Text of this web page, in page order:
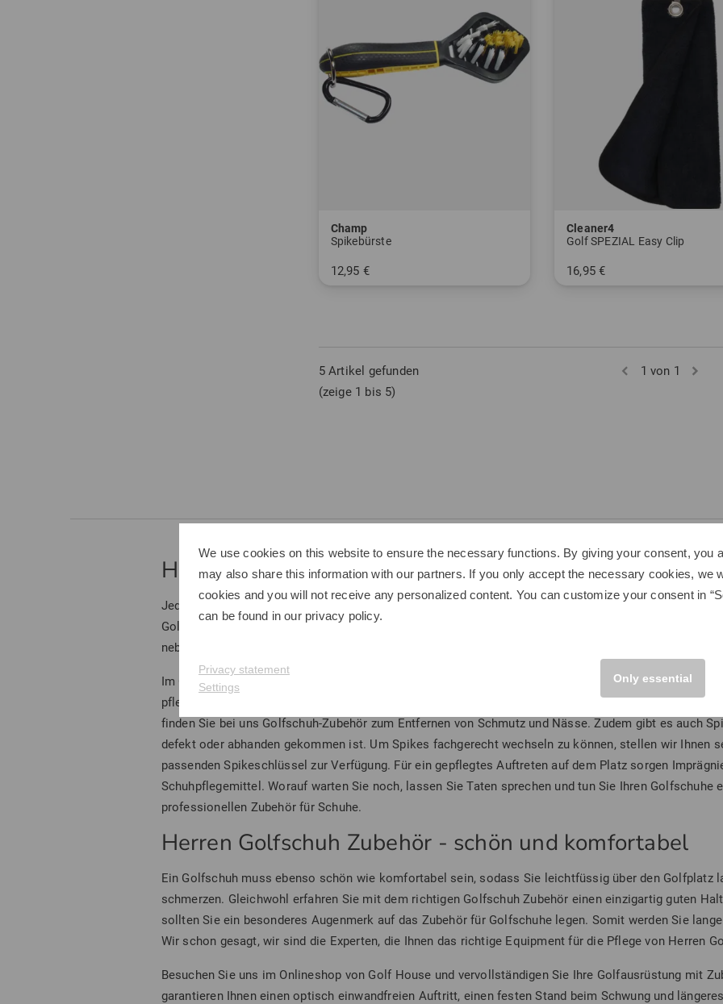
Champ
Spikebürste
12,95 €
Cleaner4
Golf SPEZIAL Easy Clip
16,95 €
5 Artikel gefunden
(zeige 1 bis 5)
1 von 1
Herren Golfschuh Zubehör - Schuhpflege ist das A
Jeder Golfspieler hat unterschiedliche Bedürfnisse und Wünsche, um seiner Leidenschaft für das
Golf House sind Experten in Sachen Golf und sind dazu da, Ihnen zu helfen, die Dinge zu finden, die
neben Golfschuhen auch das entsprechende Zubehör.
Im Onlineshop von Golf House stellen wir Ihnen eine große Vielfalt an Zubehör für Golfschuhe vor,
pflegen können. Schließlich gehört die regelmäßige Pflege von Golfschuhen genauso zum Spiel
finden Sie bei uns Golfschuh-Zubehör zum Entfernen von Schmutz und Nässe. Zudem gibt es auch
defekt oder abhanden gekommen ist. Um Spikes fachgerecht wechseln zu können, stellen wir Ihnen
passenden Spikeschlüssel zur Verfügung. Für ein gepflegtes Auftreten auf dem Platz sorgen
Schuhpflegemittel. Worauf warten Sie noch, lassen Sie Taten sprechen und tun Sie Ihren Golfschuhe
professionellen Zubehör für Schuhe.
Herren Golfschuh Zubehör - schön und komfortabel
Ein Golfschuh muss ebenso schön wie komfortabel sein, sodass Sie leichtfüssig über den Golfplatz
schmerzen. Gleichwohl erfahren Sie mit dem richtigen Golfschuh Zubehör einen einzigartig guten
sollten Sie ein besonderes Augenmerk auf das Zubehör für Golfschuhe legen. Somit werden Sie
Wir schon gesagt, wir sind die Experten, die Ihnen das richtige Equipment für die Pflege von Herren
Besuchen Sie uns im Onlineshop von Golf House und vervollständigen Sie Ihre Golfausrüstung mit
garantieren Ihnen einen optisch einwandfreien Auftritt, einen festen Stand beim Schwung und
We use cookies on this website to ensure the necessary functions. By giving your consent, you
may also share this information with our partners. If you only accept the necessary cookies, we
cookies and you will not receive any personalized content. You can customize your consent in
can be found in our privacy policy.
Privacy statement
Settings
Only essential